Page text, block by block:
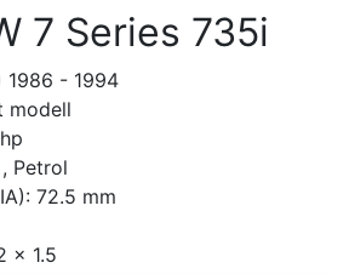
7 Series 735i
1986 - 1994
modell
Petrol
72.5 mm
x 1.5